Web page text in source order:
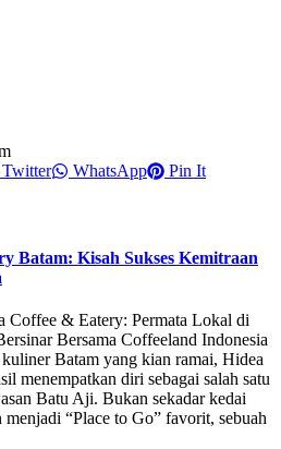
Twitter WhatsApp Pin It
Batam: Kisah Sukses Kemitraan
Coffee & Eatery: Permata Lokal di
Bersama Coffeeland Indonesia
Batam yang kian ramai, Hidea
menempatkan diri sebagai salah satu
Batu Aji. Bukan sekadar kedai
“Place to Go” favorit, sebuah